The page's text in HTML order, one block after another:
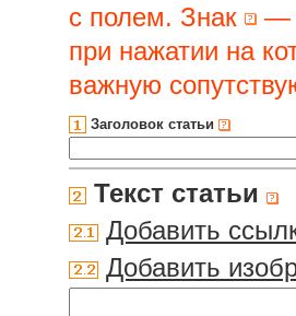
с полем. Знак
—
при нажатии на
важную
Заголовок статьи
Текст статьи
Добавить
Добавить